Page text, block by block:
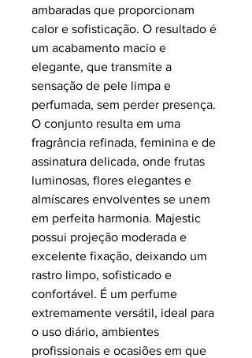
ambaradas que proporcionam
calor e sofisticação. O resultado é
um acabamento macio e
elegante, que transmite a
sensação de pele limpa e
perfumada, sem perder presença.
O conjunto resulta em uma
fragrância refinada, feminina e de
assinatura delicada, onde frutas
luminosas, flores elegantes e
almíscares envolventes se unem
em perfeita harmonia. Majestic
possui projeção moderada e
excelente fixação, deixando um
rastro limpo, sofisticado e
confortável. É um perfume
extremamente versátil, ideal para
o uso diário, ambientes
profissionais e ocasiões em que